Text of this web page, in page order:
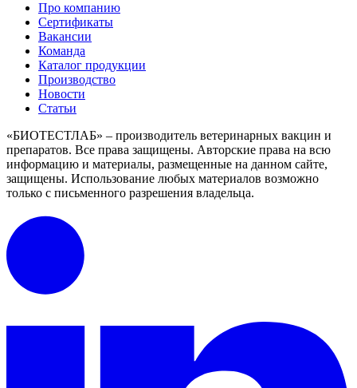
Про компанию
Сертификаты
Вакансии
Команда
Каталог продукции
Производство
Новости
Статьи
«БИОТЕСТЛАБ» – производитель ветеринарных вакцин и
препаратов. Все права защищены. Авторские права на всю
информацию и материалы, размещенные на данном сайте,
защищены. Использование любых материалов возможно
только с письменного разрешения владельца.